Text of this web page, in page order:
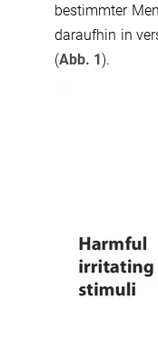
bestimmter
daraufhin in
(Abb. 1).